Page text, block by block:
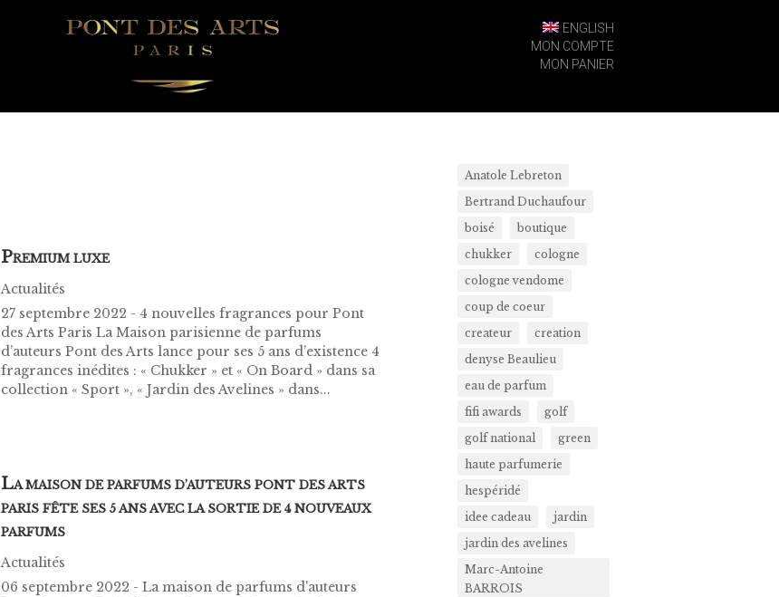
ENGLISH
MON COMPTE
MON PANIER
PREMIUM LUXE
Actualités
27 septembre 2022 - 4 nouvelles fragrances pour Pont
des Arts Paris La Maison parisienne de parfums
d’auteurs Pont des Arts lance pour ses 5 ans d’existence 4
fragrances inédites : « Chukker » et « On Board » dans sa
collection « Sport », « Jardin des Avelines » dans...
LA MAISON DE PARFUMS D’AUTEURS PONT DES ARTS
PARIS FÊTE SES 5 ANS AVEC LA SORTIE DE 4 NOUVEAUX
PARFUMS
Actualités
06 septembre 2022 - La maison de parfums d'auteurs
Anatole Lebreton
Bertrand Duchaufour
boisé
boutique
chukker
cologne
cologne vendome
coup de coeur
createur
creation
denyse Beaulieu
eau de parfum
fifi awards
golf
golf national
green
haute parfumerie
hespéridé
idee cadeau
jardin
jardin des avelines
Marc-Antoine
BARROIS